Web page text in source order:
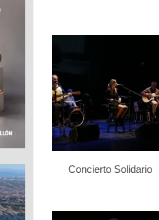
Concierto Solidario